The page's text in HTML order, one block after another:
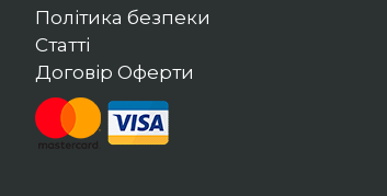
Політика безпеки
Статті
Договір Оферти